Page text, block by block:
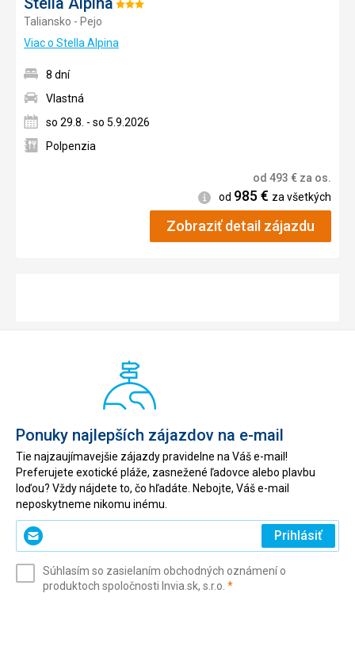
Hodnotenie:
Taliansko - Pejo
Viac o Stella Alpina
8 dní
Vlastná
so 29.8. - so 5.9.2026
Polpenzia
od 493 € za os.
Informácie
od 985€ za všetkých
Zobraziť detail zájazdu
Ponuky najlepších zájazdov na e-mail
Tie najzaujímavejšie zájazdy pravidelne na Váš e-mail!
Preferujete exotické pláže, zasnežené ľadovce alebo plavbu
loďou? Vždy nájdete to, čo hľadáte. Nebojte, Váš e-mail
neposkytneme nikomu inému.
Zadajte
svoj
(povinné)
Prihlásiť
Súhlasím so zasielaním obchodných oznámení o
produktoch spoločnosti Invia.sk, s.r.o. *(povinné)